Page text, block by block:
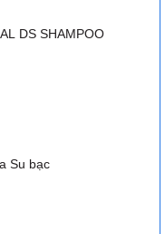
LDL, cholesterol
lipid định kỳ, với
liều lượng theo đáp
trị là giảm
độ cholesterol LDL để
trị. Chỉ khi không xét
cholesterol toàn phần
bệnh nhân trưởng
huyết thanh (>3
ở những người bệnh
từ trở về mức trước
DS SHAMPOO
Su bạc